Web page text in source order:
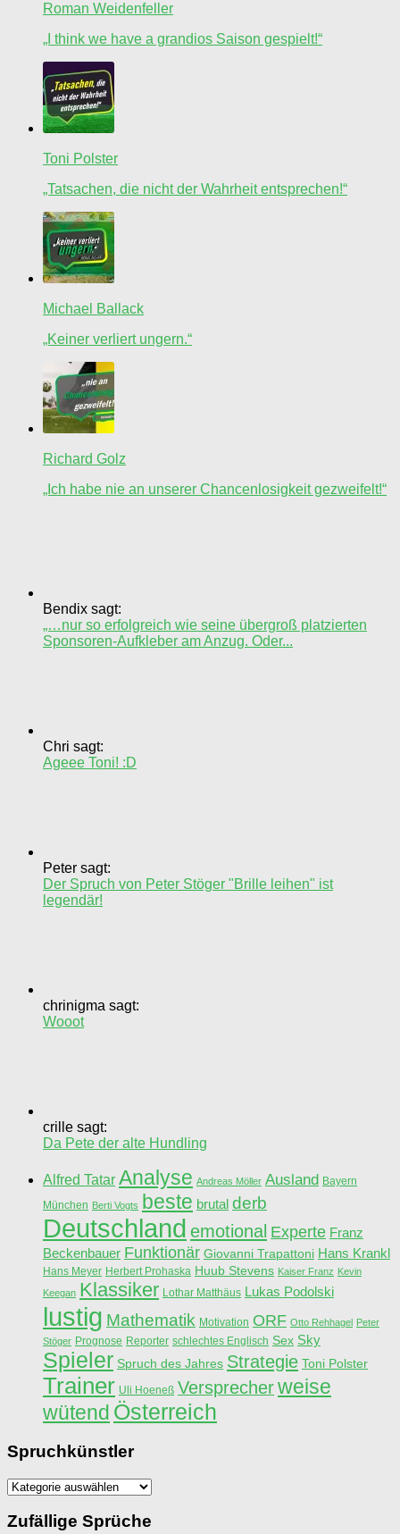
Roman Weidenfeller
„I think we have a grandios Saison gespielt!“
Toni Polster
„Tatsachen, die nicht der Wahrheit entsprechen!“
Michael Ballack
„Keiner verliert ungern.“
Richard Golz
„Ich habe nie an unserer Chancenlosigkeit gezweifelt!“
Bendix sagt:
„…nur so erfolgreich wie seine übergroß platzierten
Sponsoren-Aufkleber am Anzug. Oder...
Chri sagt:
Ageee Toni! :D
Peter sagt:
Der Spruch von Peter Stöger "Brille leihen" ist
legendär!
chrinigma sagt:
Wooot
crille sagt:
Da Pete der alte Hundling
Alfred Tatar Analyse Andreas Möller Ausland Bayern
München Berti Vogts beste brutal derb
Deutschland emotional Experte Franz
Beckenbauer Funktionär Giovanni Trapattoni Hans Krankl
Hans Meyer Herbert Prohaska Huub Stevens Kaiser Franz Kevin
Keegan Klassiker Lothar Matthäus Lukas Podolski
lustig Mathematik Motivation ORF Otto Rehhagel Peter
Stöger Prognose Reporter schlechtes Englisch Sex Sky
Spieler Spruch des Jahres Strategie Toni Polster
Trainer Uli Hoeneß Versprecherweise
wütend Österreich
Spruchkünstler
Spruchkünstler
Zufällige Sprüche